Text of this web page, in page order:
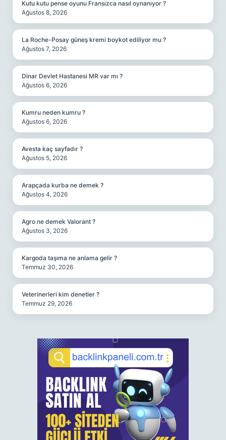
Kutu kutu pense oyunu Fransızca nasıl oynanıyor ?
Ağustos 8, 2026
La Roche-Posay güneş kremi boykot ediliyor mu ?
Ağustos 7, 2026
Dinar Devlet Hastanesi MR var mı ?
Ağustos 6, 2026
Kumru neden kumru ?
Ağustos 6, 2026
Avesta kaç sayfadır ?
Ağustos 5, 2026
Arapçada kurba ne demek ?
Ağustos 4, 2026
Agro ne demek Valorant ?
Ağustos 3, 2026
Kargoda taşıma ne anlama gelir ?
Temmuz 30, 2026
Veterinerleri kim denetler ?
Temmuz 29, 2026